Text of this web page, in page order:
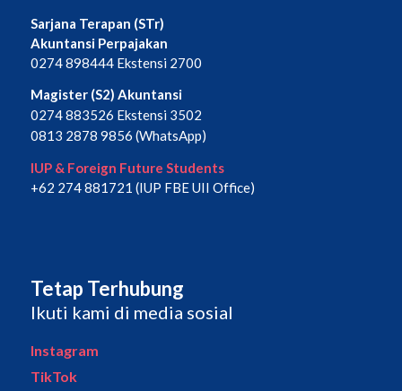
Sarjana Terapan (STr)
Akuntansi Perpajakan
0274 898444 Ekstensi 2700
Magister (S2) Akuntansi
0274 883526 Ekstensi 3502
0813 2878 9856 (WhatsApp)
IUP & Foreign Future Students
+62 274 881721 (IUP FBE UII Office)
Tetap Terhubung
Ikuti kami di media sosial
Instagram
TikTok